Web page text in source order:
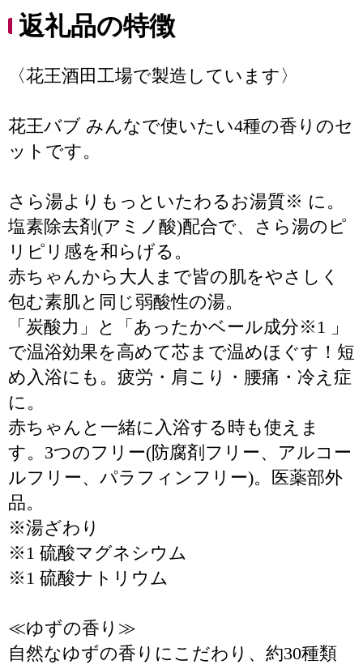
返礼品の特徴
〈花王酒田工場で製造しています〉
花王バブ みんなで使いたい4種の香りのセ
ットです。
さら湯よりもっといたわるお湯質※ に。
塩素除去剤(アミノ酸)配合で、さら湯のピ
リピリ感を和らげる。
赤ちゃんから大人まで皆の肌をやさしく
包む素肌と同じ弱酸性の湯。
「炭酸力」と「あったかベール成分※1 」
で温浴効果を高めて芯まで温めほぐす！短
め入浴にも。疲労・肩こり・腰痛・冷え症
に。
赤ちゃんと一緒に入浴する時も使えま
す。3つのフリー(防腐剤フリー、アルコー
ルフリー、パラフィンフリー)。医薬部外
品。
※湯ざわり
※1 硫酸マグネシウム
※1 硫酸ナトリウム
≪ゆずの香り≫
自然なゆずの香りにこだわり、約30種類